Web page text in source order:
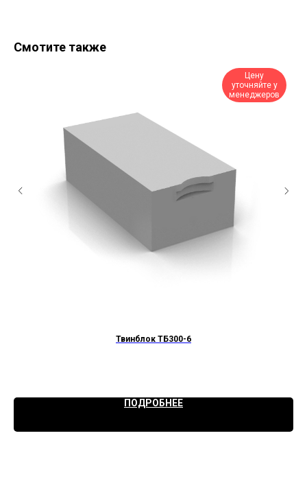
Смотите также
Цену
уточняйте у
менеджеров
Твинблок ТБ300-6
ПОДРОБНЕЕ